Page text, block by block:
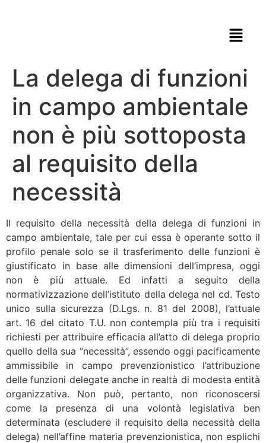
La delega di funzioni
in campo ambientale
non è più sottoposta
al requisito della
necessità
Il requisito della necessità della delega di funzioni in
campo ambientale, tale per cui essa è operante sotto il
profilo penale solo se il trasferimento delle funzioni è
giustificato in base alle dimensioni dell’impresa, oggi
non è più attuale. Ed infatti a seguito della
normativizzazione dell’istituto della delega nel cd. Testo
unico sulla sicurezza (D.Lgs. n. 81 del 2008), l’attuale
art. 16 del citato T.U. non contempla più tra i requisiti
richiesti per attribuire efficacia all’atto di delega proprio
quello della sua “necessità”, essendo oggi pacificamente
ammissibile in campo prevenzionistico l’attribuzione
delle funzioni delegate anche in realtà di modesta entità
organizzativa. Non può, pertanto, non riconoscersi
come la presenza di una volontà legislativa ben
determinata (escludere il requisito della necessità della
delega) nell’affine materia prevenzionistica, non esplichi